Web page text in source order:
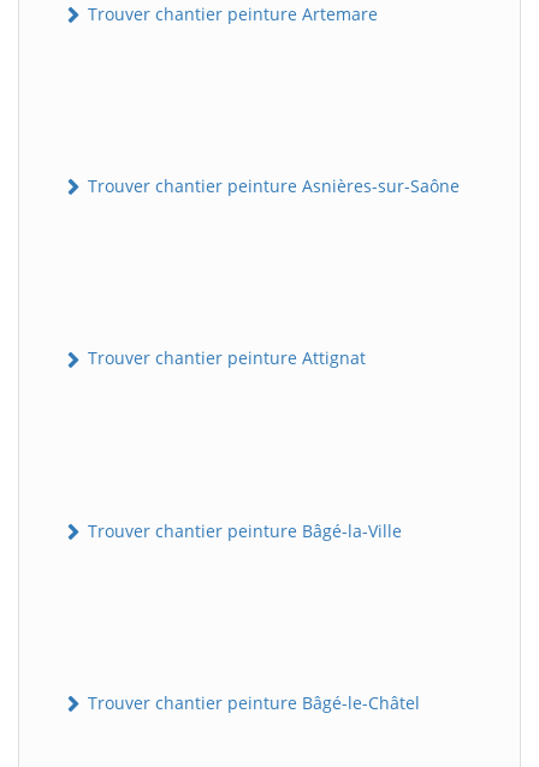
Trouver chantier peinture Artemare
Trouver chantier peinture Asnières-sur-Saône
Trouver chantier peinture Attignat
Trouver chantier peinture Bâgé-la-Ville
Trouver chantier peinture Bâgé-le-Châtel